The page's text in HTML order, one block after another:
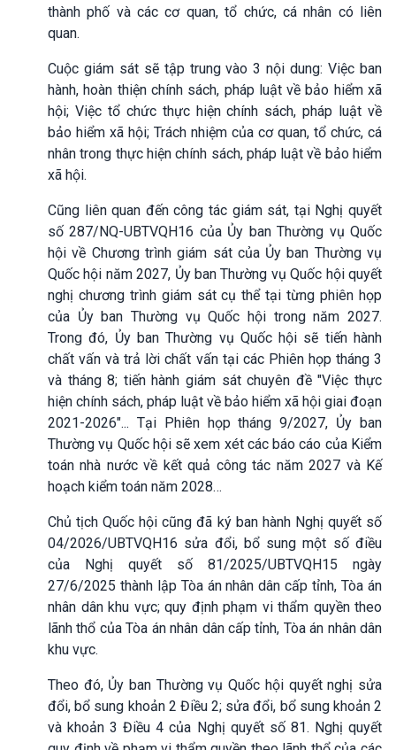
thành phố và các cơ quan, tổ chức, cá nhân có liên
quan.
Cuộc giám sát sẽ tập trung vào 3 nội dung: Việc ban
hành, hoàn thiện chính sách, pháp luật về bảo hiểm xã
hội; Việc tổ chức thực hiện chính sách, pháp luật về
bảo hiểm xã hội; Trách nhiệm của cơ quan, tổ chức, cá
nhân trong thực hiện chính sách, pháp luật về bảo hiểm
xã hội.
Cũng liên quan đến công tác giám sát, tại Nghị quyết
số 287/NQ-UBTVQH16 của Ủy ban Thường vụ Quốc
hội về Chương trình giám sát của Ủy ban Thường vụ
Quốc hội năm 2027, Ủy ban Thường vụ Quốc hội quyết
nghị chương trình giám sát cụ thể tại từng phiên họp
của Ủy ban Thường vụ Quốc hội trong năm 2027.
Trong đó, Ủy ban Thường vụ Quốc hội sẽ tiến hành
chất vấn và trả lời chất vấn tại các Phiên họp tháng 3
và tháng 8; tiến hành giám sát chuyên đề "Việc thực
hiện chính sách, pháp luật về bảo hiểm xã hội giai đoạn
2021-2026"... Tại Phiên họp tháng 9/2027, Ủy ban
Thường vụ Quốc hội sẽ xem xét các báo cáo của Kiểm
toán nhà nước về kết quả công tác năm 2027 và Kế
hoạch kiểm toán năm 2028…
Chủ tịch Quốc hội cũng đã ký ban hành Nghị quyết số
04/2026/UBTVQH16 sửa đổi, bổ sung một số điều
của Nghị quyết số 81/2025/UBTVQH15 ngày
27/6/2025 thành lập Tòa án nhân dân cấp tỉnh, Tòa án
nhân dân khu vực; quy định phạm vi thẩm quyền theo
lãnh thổ của Tòa án nhân dân cấp tỉnh, Tòa án nhân dân
khu vực.
Theo đó, Ủy ban Thường vụ Quốc hội quyết nghị sửa
đổi, bổ sung khoản 2 Điều 2; sửa đổi, bổ sung khoản 2
và khoản 3 Điều 4 của Nghị quyết số 81. Nghị quyết